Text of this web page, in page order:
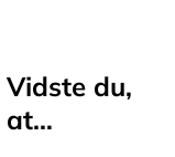
Vidste du,
at…